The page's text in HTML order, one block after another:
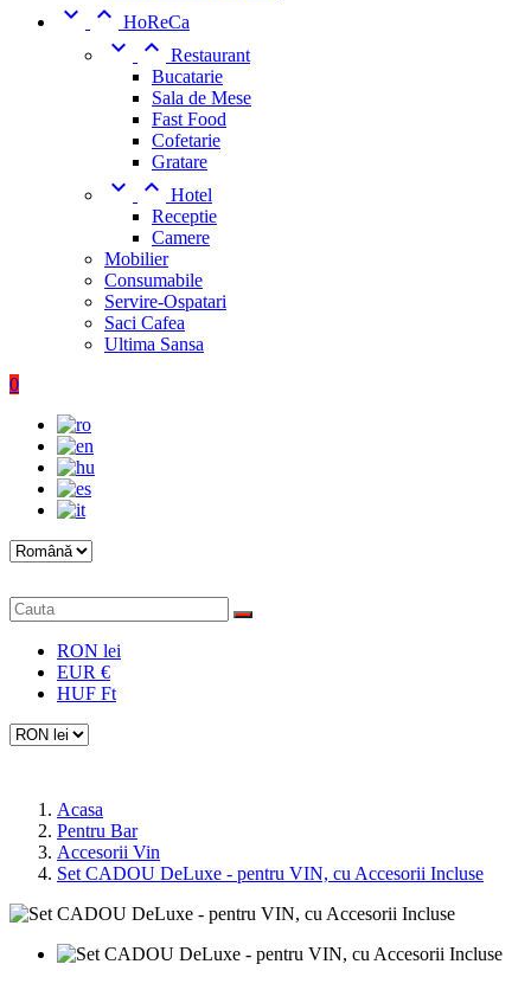
  HoReCa
  Restaurant
Bucatarie
Sala de Mese
Fast Food
Cofetarie
Gratare
  Hotel
Receptie
Camere
Mobilier
Consumabile
Servire-Ospatari
Saci Cafea
Ultima Sansa
0
RON lei
EUR €
HUF Ft
Acasa
Pentru Bar
Accesorii Vin
Set CADOU DeLuxe - pentru VIN, cu Accesorii Incluse